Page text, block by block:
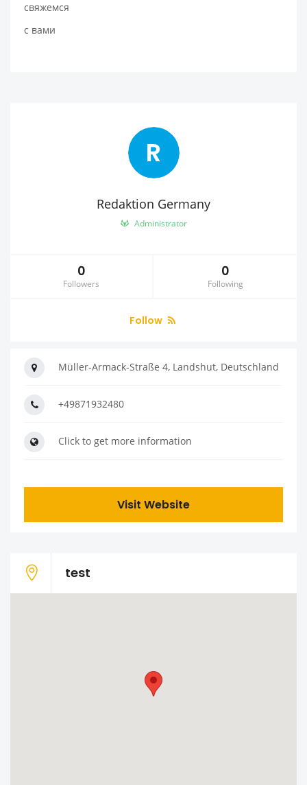
свяжемся
с вами
R
Redaktion Germany
Administrator
0
Followers
0
Following
Follow
Müller-Armack-Straße 4, Landshut, Deutschland
+49871932480
Click to get more information
Visit Website
test